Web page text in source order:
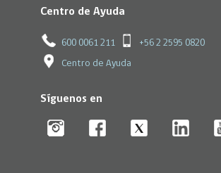
Centro de Ayuda
600 0061 211 +56 2 2595 0820
Centro de Ayuda
Síguenos en